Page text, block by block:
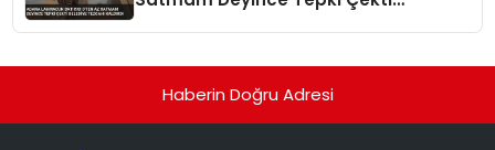
Haberin Doğru Adresi